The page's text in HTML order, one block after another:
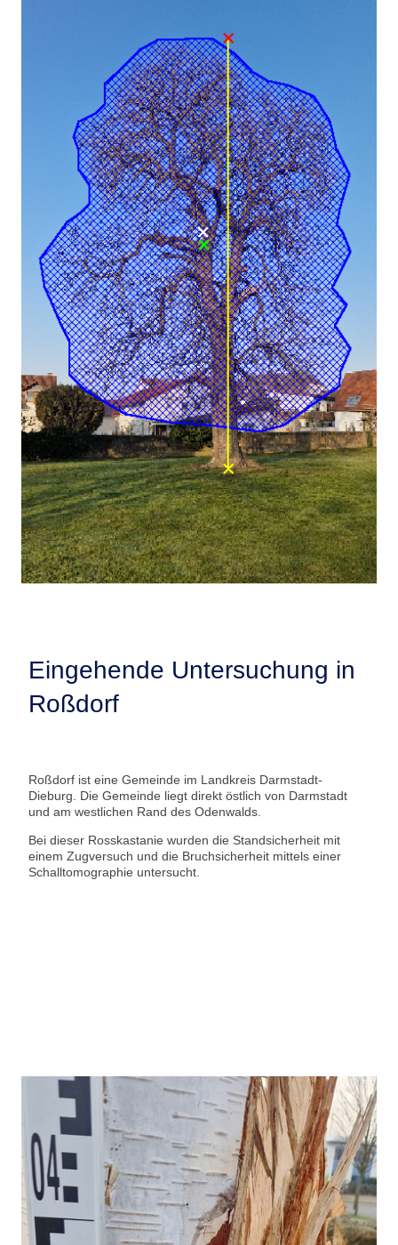
Eingehende Untersuchung in
Roßdorf
Roßdorf ist eine Gemeinde im Landkreis Darmstadt-
Dieburg. Die Gemeinde liegt direkt östlich von Darmstadt
und am westlichen Rand des Odenwalds.
Bei dieser Rosskastanie wurden die Standsicherheit mit
einem Zugversuch und die Bruchsicherheit mittels einer
Schalltomographie untersucht.